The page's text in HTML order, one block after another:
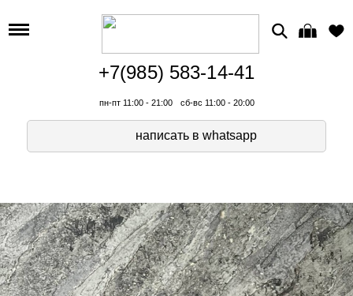
+7(985) 583-14-41
пн-пт 11:00 - 21:00 сб-вс 11:00 - 20:00
написать в whatsapp